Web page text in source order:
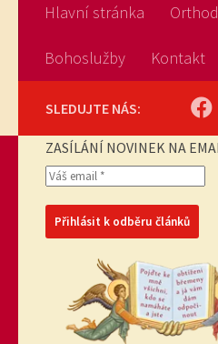
Hlavní stránka
Bohoslužby Kontakt
SLEDUJTE NÁS:
ZASÍLÁNÍ NOVINEK NA